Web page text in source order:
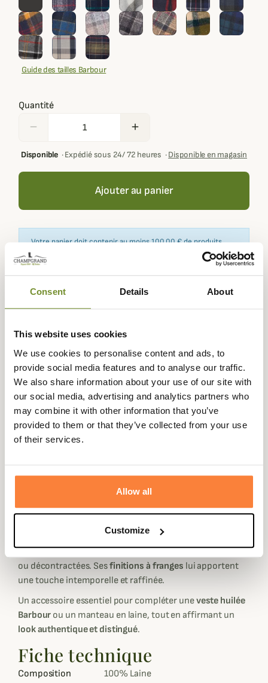
Consent Details About
This website uses cookies
We use cookies to personalise content and ads, to
provide social media features and to analyse our traffic.
We also share information about your use of our site with
our social media, advertising and analytics partners who
may combine it with other information that you’ve
provided to them or that they’ve collected from your use
of their services.
Allow all
Customize
Guide des tailles Barbour
Quantité
remove add
Disponible·Expédié sous 24/ 72 heures ·Disponible en magasin
Ajouter au panier
Votre panier doit contenir au moins 100,00 € de produits
pour pouvoir obtenir des récompenses fidélité.
la journée
retour sous
Description
LaEcharpe Tartan en Laine Barbour
en100 % laine d’agneau, cette écharpe alliedouceur,
chaleur et élégance naturelle, parfaite pour affronter les
maison Barbour, évoque l’héritage écossais et se marie
aisément avec toutes vos tenues, qu’elles soient habillées
ou décontractées. Sesfinitions à franges lui apportent
une touche intemporelle et raffinée.
Un accessoire essentiel pour compléter uneveste huilée
Barbour ou un manteau en laine, tout en affirmant un
look authentique et distingué.
Fiche technique
Composition 100% Laine